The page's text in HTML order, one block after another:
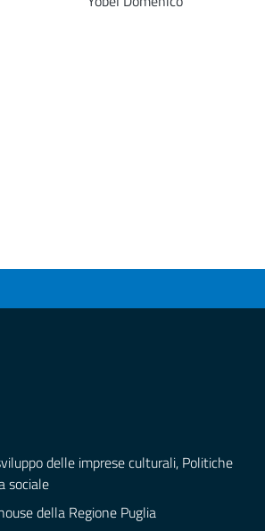
delle imprese culturali, Politiche
sociale
della Regione Puglia